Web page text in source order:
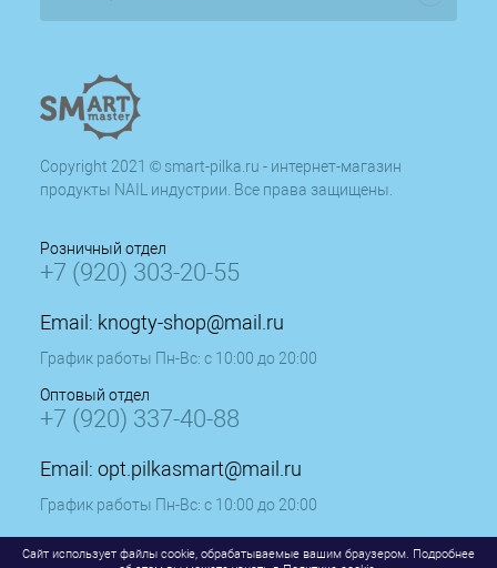
Copyright 2021 © smart-pilka.ru - интернет-магазин
продукты NAIL индустрии. Все права защищены.
Розничный отдел
+7 (920) 303-20-55
Email: knogty-shop@mail.ru
График работы Пн-Вс: с 10:00 до 20:00
Оптовый отдел
+7 (920) 337-40-88
Email: opt.pilkasmart@mail.ru
График работы Пн-Вс: с 10:00 до 20:00
Сайт использует файлы cookie, обрабатываемые вашим браузером. Подробнее